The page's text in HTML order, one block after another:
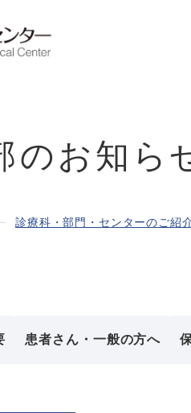
のお知ら
診療科・部門・センターのご紹
患者さん・一般の方へ